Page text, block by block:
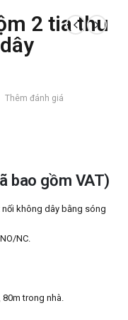
2 tia thu
Thêm đánh giá
bao gồm VAT)
không dây bằng sóng
NC.
trong nhà.